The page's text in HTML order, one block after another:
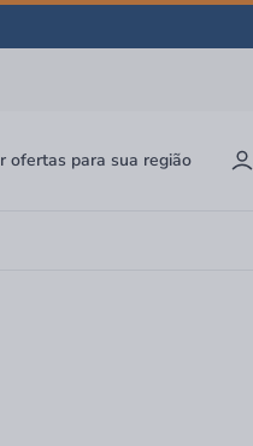
ofertas para sua região